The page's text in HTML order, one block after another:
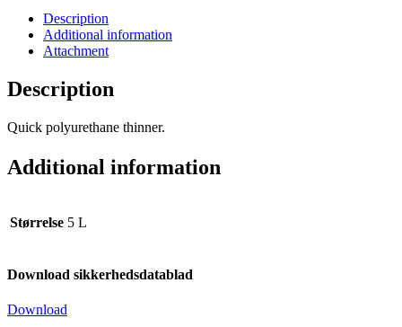
Description
Additional information
Attachment
Description
Quick polyurethane thinner.
Additional information
Størrelse 5 L
Download sikkerhedsdatablad
Download